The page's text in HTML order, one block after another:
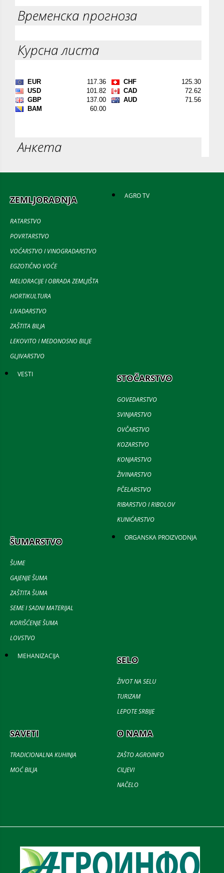
Временска прогноза
Курсна листа
Анкета
ZEMLJORADNJA
RATARSTVO
POVRTARSTVO
VOĆARSTVO I VINOGRADARSTVO
EGZOTIČNO VOĆE
MELIORACIJE I OBRADA ZEMLJIŠTA
HORTIKULTURA
LIVADARSTVO
ZAŠTITA BILJA
LEKOVITO I MEDONOSNO BILJE
GLJIVARSTVO
AGRO TV
VESTI STOČARSTVO
GOVEDARSTVO
SVINJARSTVO
OVČARSTVO
KOZARSTVO
KONJARSTVO
ŽIVINARSTVO
PČELARSTVO
RIBARSTVO I RIBOLOV
KUNIĆARSTVO
ŠUMARSTVO
ŠUME
GAJENJE ŠUMA
ZAŠTITA ŠUMA
SEME I SADNI MATERIJAL
KORIŠĆENJE ŠUMA
LOVSTVO
ORGANSKA PROIZVODNJA
MEHANIZACIJA SELO
ŽIVOT NA SELU
TURIZAM
LEPOTE SRBIJE
SAVETI
TRADICIONALNA KUHINJA
MOĆ BILJA
O NAMA
ZAŠTO AGROINFO
CILJEVI
NAČELO